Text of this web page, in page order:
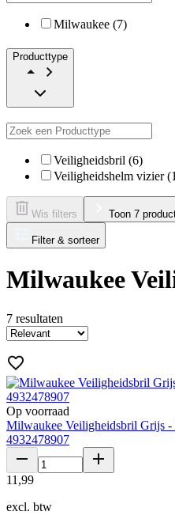
Milwaukee (7)
Producttype
Veiligheidsbril (6)
Veiligheidshelm vizier
Wis filters Toon 7
Filter & sorteer
Milwaukee
7 resultaten
Op voorraad
Milwaukee Veiligheidsbril Grijs
4932478907
11 ,99
excl. btw